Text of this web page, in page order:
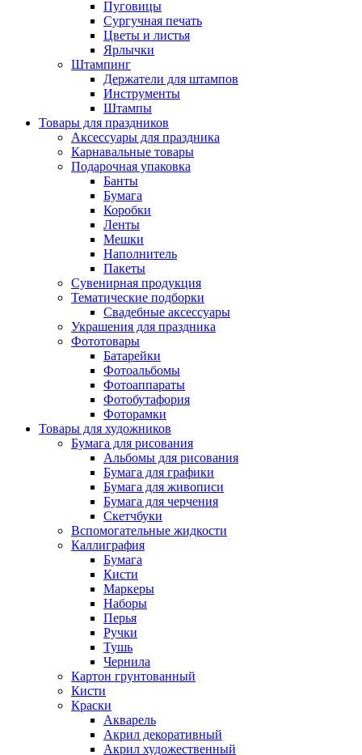
Пуговицы
Сургучная печать
Цветы и листья
Ярлычки
Штампинг
Держатели для штампов
Инструменты
Штампы
Товары для праздников
Аксессуары для праздника
Карнавальные товары
Подарочная упаковка
Банты
Бумага
Коробки
Ленты
Мешки
Наполнитель
Пакеты
Сувенирная продукция
Тематические подборки
Свадебные аксессуары
Украшения для праздника
Фототовары
Батарейки
Фотоальбомы
Фотоаппараты
Фотобутафория
Фоторамки
Товары для художников
Бумага для рисования
Альбомы для рисования
Бумага для графики
Бумага для живописи
Бумага для черчения
Скетчбуки
Вспомогательные жидкости
Каллиграфия
Бумага
Кисти
Маркеры
Наборы
Перья
Ручки
Тушь
Чернила
Картон грунтованный
Кисти
Краски
Акварель
Акрил декоративный
Акрил художественный